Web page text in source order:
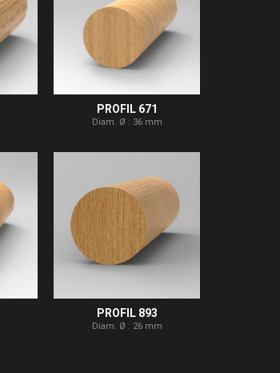
PROFIL 671
Diam. Ø : 36 mm
PROFIL 893
Diam. Ø : 26 mm